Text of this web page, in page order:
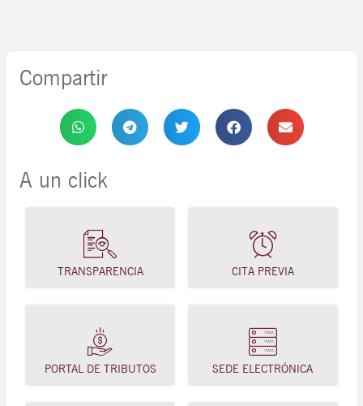
Compartir
A un click
TRANSPARENCIA CITA PREVIA
PORTAL DE TRIBUTOS SEDE ELECTRÓNICA